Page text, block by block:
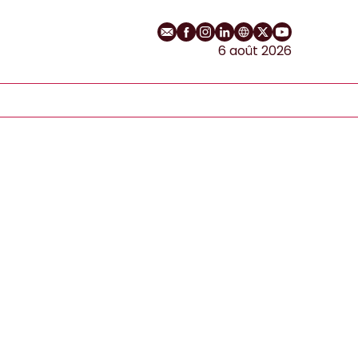
E-mailProfil Facebook
Profil Instagram
Profil LinkedIn
Site web
Profil Twitter
Chaîne
6 août 2026